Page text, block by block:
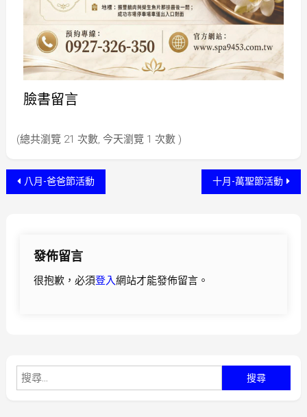
臉書留言
(總共瀏覽 21 次數, 今天瀏覽 1 次數 )
八月-爸爸節活動 十月-萬聖節活動
發佈留言
很抱歉，必須登入網站才能發佈留言。